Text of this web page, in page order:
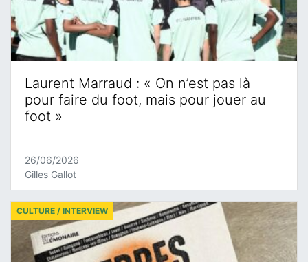
Laurent Marraud : « On n’est pas là
pour faire du foot, mais pour jouer au
foot »
26/06/2026
Gilles Gallot
CULTURE / INTERVIEW